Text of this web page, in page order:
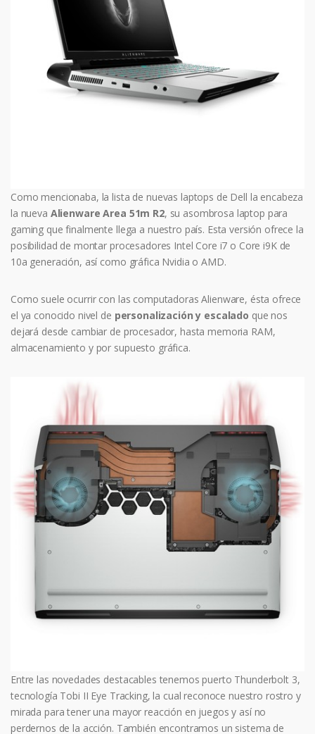
Como mencionaba, la lista de nuevas laptops de Dell la encabeza
la nueva Alienware Area 51m R2, su asombrosa laptop para
gaming que finalmente llega a nuestro país. Esta versión ofrece la
posibilidad de montar procesadores Intel Core i7 o Core i9K de
10a generación, así como gráfica Nvidia o AMD.
Como suele ocurrir con las computadoras Alienware, ésta ofrece
el ya conocido nivel de personalización y escalado que nos
dejará desde cambiar de procesador, hasta memoria RAM,
almacenamiento y por supuesto gráfica.
Entre las novedades destacables tenemos puerto Thunderbolt 3,
tecnología Tobi II Eye Tracking, la cual reconoce nuestro rostro y
mirada para tener una mayor reacción en juegos y así no
perdernos de la acción. También encontramos un sistema de